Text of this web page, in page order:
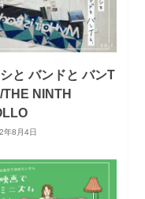
と バンドと バンT
THE NINTH
年8月4日